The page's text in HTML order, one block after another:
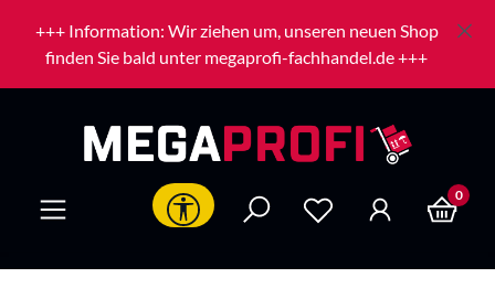
Zum Hauptinhalt springen
+++ Information: Wir ziehen um, unseren neuen Shop
finden Sie bald unter megaprofi-fachhandel.de +++
Werkzeugleiste anzeigen 0